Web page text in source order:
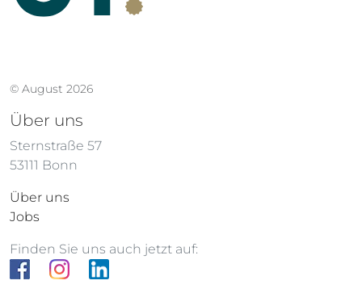
© August 2026
Über uns
Sternstraße 57
53111 Bonn
Über uns
Jobs
Finden Sie uns auch jetzt auf: